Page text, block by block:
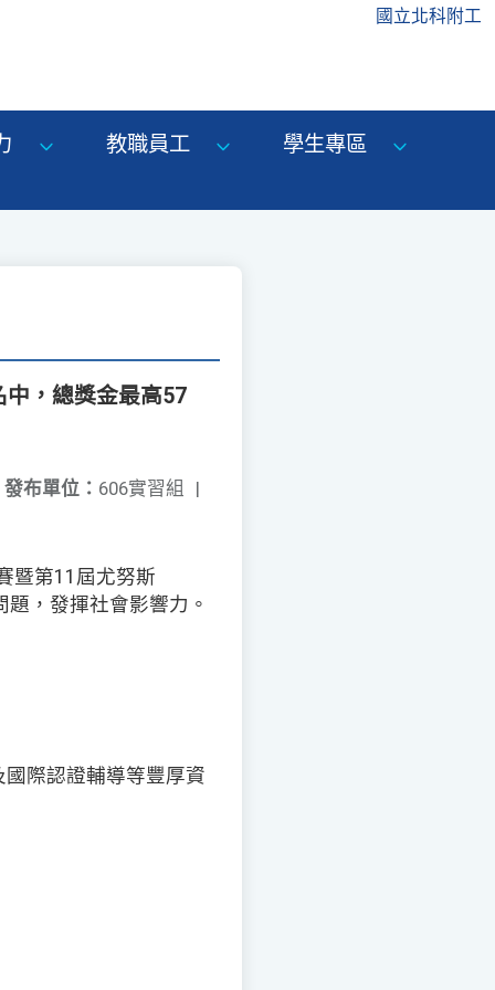
國立北科附工
教職員工
學生專區
中，總獎金最高57
發布單位： 606實習組 |
暨第11屆尤努斯
，發揮社會影響力。
際認證輔導等豐厚資